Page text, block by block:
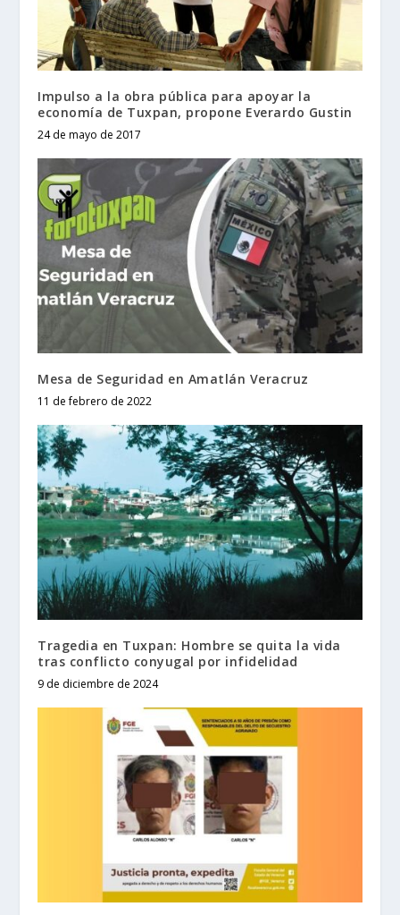
Impulso a la obra pública para apoyar la
economía de Tuxpan, propone Everardo Gustin
24 de mayo de 2017
Mesa de Seguridad en Amatlán Veracruz
11 de febrero de 2022
Tragedia en Tuxpan: Hombre se quita la vida
tras conflicto conyugal por infidelidad
9 de diciembre de 2024